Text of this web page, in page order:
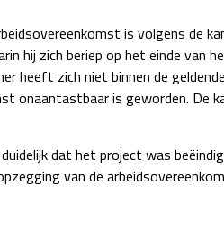
is volgens de
hij zich beriep op het einde van
heeft zich niet binnen de
onaantastbaar is geworden. De
dat het project was
van de